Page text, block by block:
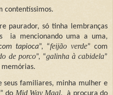
contentíssimos.
paurador, só tinha lembranças
ia mencionando uma a uma,
tapioca”, “feijão verde” com
de porco”, “galinha à cabidela”
memórias.
seus familiares, minha mulher e
Mid Way Maal